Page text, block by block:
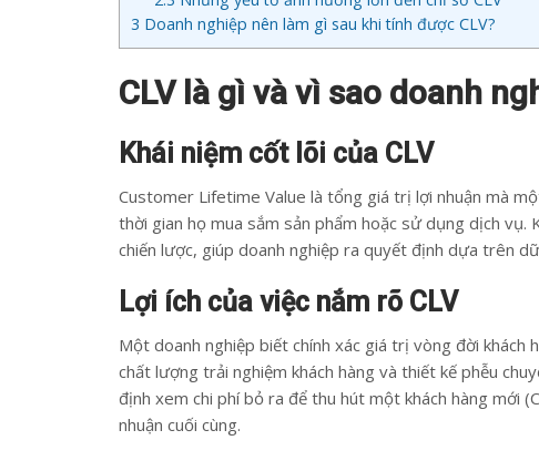
3 Doanh nghiệp nên làm gì sau khi tính được CLV?
CLV là gì và vì sao doanh
Khái niệm cốt lõi của CLV
Customer Lifetime Value là tổng giá trị lợi nhuận mà
thời gian họ mua sắm sản phẩm hoặc sử dụng dịch vụ.
chiến lược, giúp doanh nghiệp ra quyết định dựa trên
Lợi ích của việc nắm rõ CLV
Một doanh nghiệp biết chính xác giá trị vòng đời khách
chất lượng trải nghiệm khách hàng và thiết kế phễu
định xem chi phí bỏ ra để thu hút một khách hàng mới
nhuận cuối cùng.